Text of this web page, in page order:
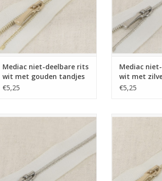
Mediac niet-deelbare rits
wit met gouden tandjes
30cm
€5,25
Mediac
wit met
30cm
€5,25
Mediac niet-deelbare rits wit met
TOEVOEGEN AAN WINKELWAGEN
Mediac niet-
TOEVOEGEN